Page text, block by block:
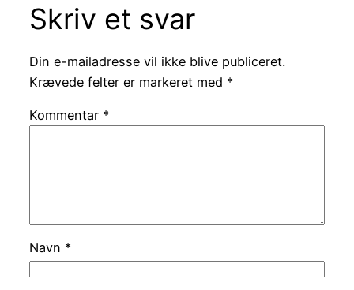
Skriv et svar
Din e-mailadresse vil ikke blive publiceret.
Krævede felter er markeret med *
Kommentar *
Navn *